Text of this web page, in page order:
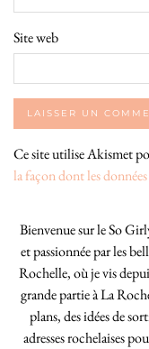
Site web
Ce site utilise Akismet
la façon dont les
Bienvenue sur le So
et passionnée par les
Rochelle, où je vis
grande partie à La
plans, des idées de
adresses rochelaises